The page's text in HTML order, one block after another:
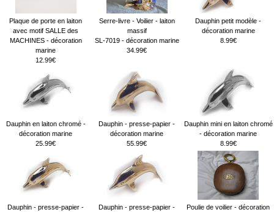
Plaque de porte en laiton
avec motif SALLE des
MACHINES - décoration
marine
12.99€
Serre-livre - Voilier - laiton
massif
SL-7019 - décoration marine
34.99€
Dauphin petit modèle -
décoration marine
8.99€
Dauphin en laiton chromé -
décoration marine
25.99€
Dauphin - presse-papier -
décoration marine
55.99€
Dauphin mini en laiton chromé
- décoration marine
8.99€
Dauphin - presse-papier -
Dauphin - presse-papier -
Poulie de voilier - décoration